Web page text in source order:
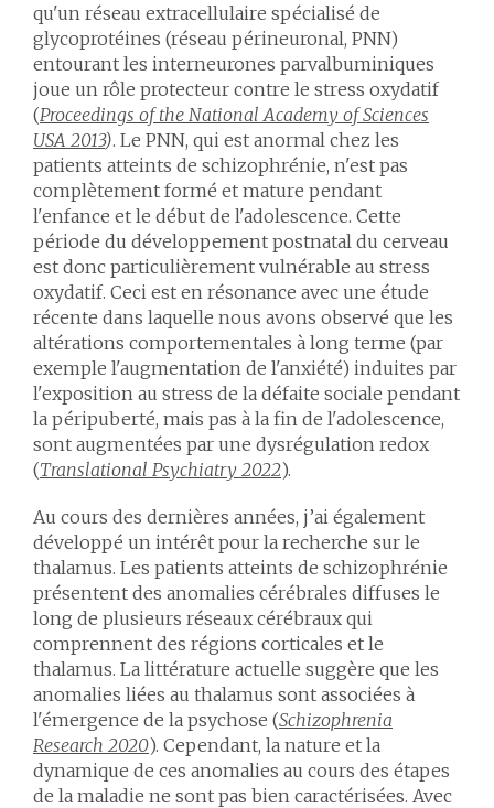
qu'un réseau extracellulaire spécialisé de
glycoprotéines (réseau périneuronal, PNN)
entourant les interneurones parvalbuminiques
joue un rôle protecteur contre le stress oxydatif
(Proceedings of the National Academy of Sciences
USA 2013). Le PNN, qui est anormal chez les
patients atteints de schizophrénie, n'est pas
complètement formé et mature pendant
l'enfance et le début de l'adolescence. Cette
période du développement postnatal du cerveau
est donc particulièrement vulnérable au stress
oxydatif. Ceci est en résonance avec une étude
récente dans laquelle nous avons observé que les
altérations comportementales à long terme (par
exemple l'augmentation de l'anxiété) induites par
l'exposition au stress de la défaite sociale pendant
la péripuberté, mais pas à la fin de l'adolescence,
sont augmentées par une dysrégulation redox
(Translational Psychiatry 2022).
Au cours des dernières années, j’ai également
développé un intérêt pour la recherche sur le
thalamus. Les patients atteints de schizophrénie
présentent des anomalies cérébrales diffuses le
long de plusieurs réseaux cérébraux qui
comprennent des régions corticales et le
thalamus. La littérature actuelle suggère que les
anomalies liées au thalamus sont associées à
l'émergence de la psychose (Schizophrenia
Research 2020). Cependant, la nature et la
dynamique de ces anomalies au cours des étapes
de la maladie ne sont pas bien caractérisées. Avec